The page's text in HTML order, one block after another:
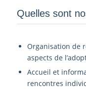
Quelles sont
Organisation de
aspects de
Accueil et
rencontres